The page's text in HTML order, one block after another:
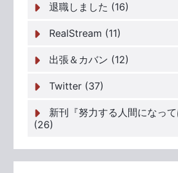
退職しました (16)
RealStream (11)
出張＆カバン (12)
Twitter (37)
新刊『努力する人間になって
(26)